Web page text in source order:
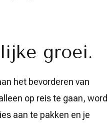
groei.
het bevorderen van
op reis te gaan, word
aan te pakken en je